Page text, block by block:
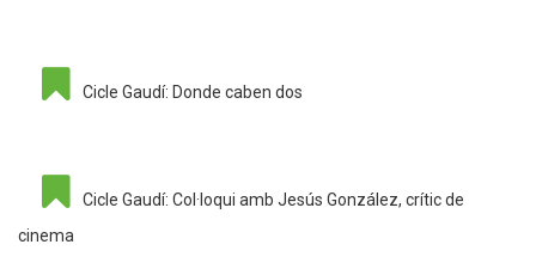
Cicle Gaudí: Donde caben dos
Cicle Gaudí: Col·loqui amb Jesús González, crític de
cinema